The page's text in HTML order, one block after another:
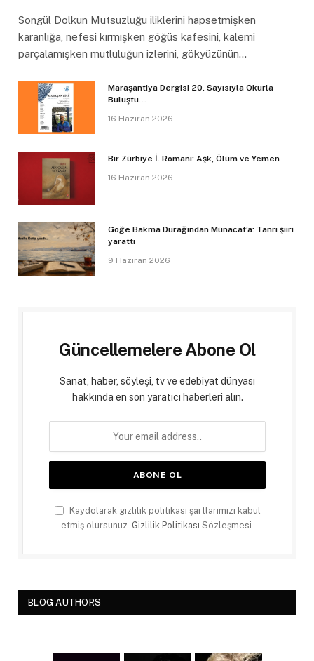
Songül Dolkun Mutsuzluğu iliklerini hapsetmişken
karanlığa, nefesi kırmışken göğüs kafesini, kalemi
parçalamışken mutluluğun izlerini, gökyüzünün…
Maraşantiya Dergisi 20. Sayısıyla Okurla
Buluştu…
16 Haziran 2026
Bir Zürbiye İ. Romanı: Aşk, Ölüm ve Yemen
16 Haziran 2026
Göğe Bakma Durağından Münacat’a: Tanrı şiiri
yarattı
9 Haziran 2026
Güncellemelere Abone Ol
Sanat, haber, söyleşi, tv ve edebiyat dünyası
hakkında en son yaratıcı haberleri alın.
Kaydolarak gizlilik politikası şartlarımızı kabul
etmiş olursunuz. Gizlilik Politikası Sözleşmesi.
BLOG AUTHORS